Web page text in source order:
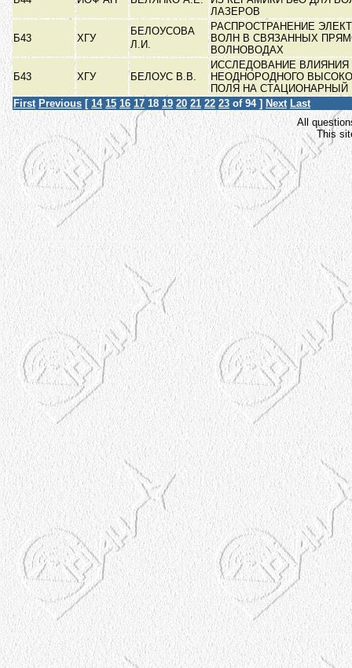
ЛАЗЕРОВ
Б43 ХГУ
БЕЛОУСОВА
Л.И.
РАСПРОСТРАНЕНИЕ
ВОЛН В СВЯЗАННЫХ
ВОЛНОВОДАХ
Б43 ХГУ БЕЛОУС В.В.
ИССЛЕДОВАНИЕ ВЛИЯНИЯ
НЕОДНОРОДНОГО
ПОЛЯ НА СТАЦИОНАРНЫЙ
First Previous [ 14 15 16 17 18 19 20 21 22 23 of 94 ] Next Last
All
This